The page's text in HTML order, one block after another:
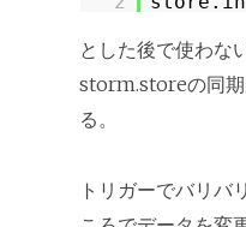
とした後で使わな
storm.storeの同期
る。
トリガーでバリバ